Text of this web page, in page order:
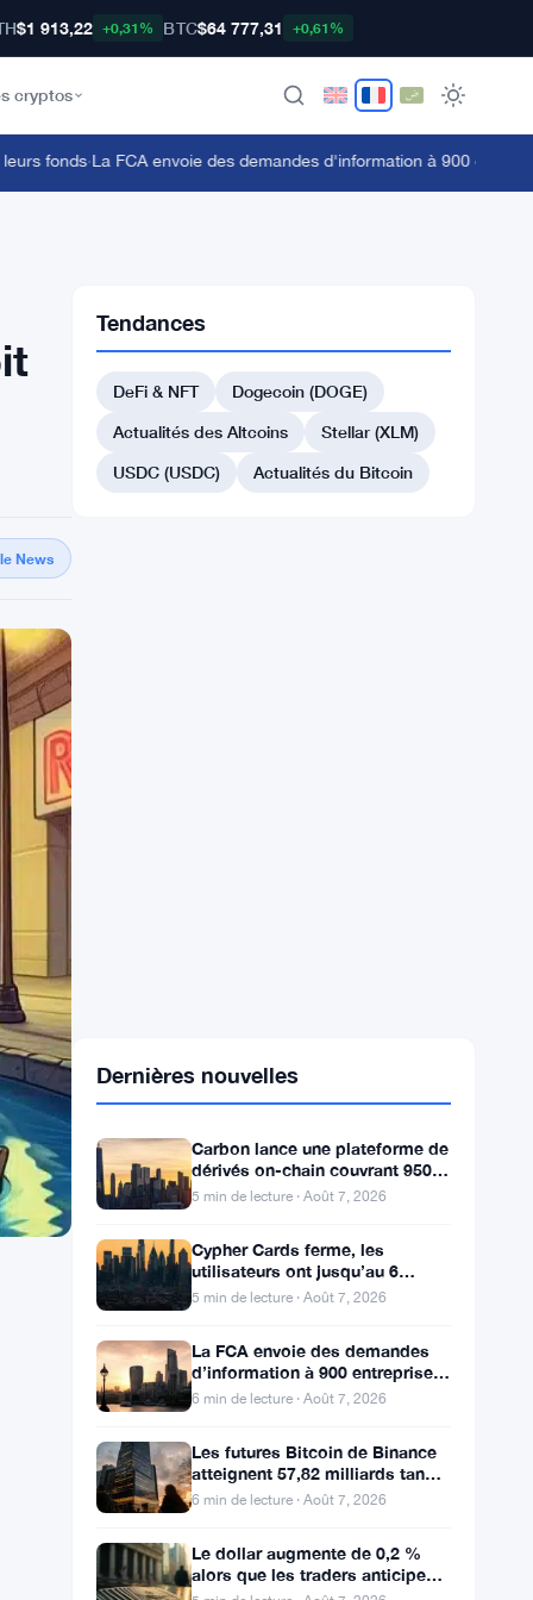
$1 913,22 +0,31% BTC$64 777,31 +0,61%
cryptos
fonds·La FCA envoie des demandes d'information à 900
News
Tendances
DeFi & NFT
Dogecoin (DOGE)
Actualités des Altcoins
Stellar (XLM)
USDC (USDC)
Actualités du Bitcoin
Carbon lance une plateforme de
marchés en TradFi et crypto
5 min de lecture · Août 7, 2026
Cypher Cards ferme, les
septembre pour retirer leurs
fonds
5 min de lecture · Août 7, 2026